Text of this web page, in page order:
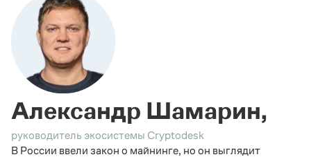
Александр Шамарин,
руководитель экосистемы Cryptodesk
В России ввели закон о майнинге, но он выглядит